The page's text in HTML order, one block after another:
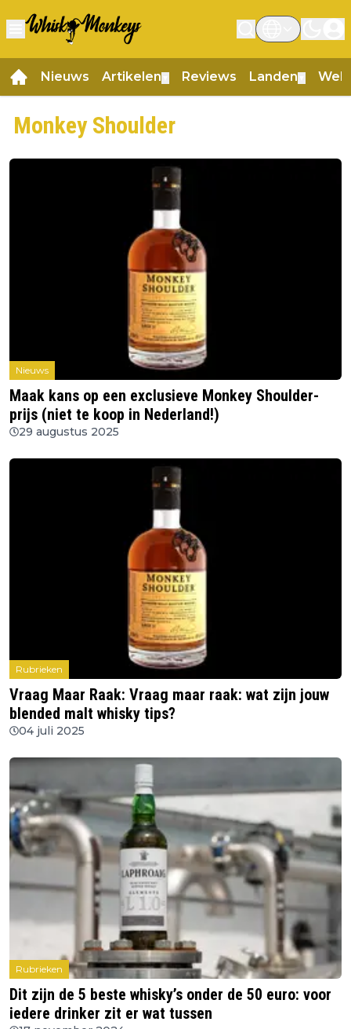
Nieuws Artikelen Reviews Landen
Monkey Shoulder
Nieuws
Maak kans op een exclusieve Monkey Shoulder-
prijs (niet te koop in Nederland!)
29 augustus 2025
Rubrieken
Vraag Maar Raak: Vraag maar raak: wat zijn jouw
blended malt whisky tips?
04 juli 2025
Rubrieken
Dit zijn de 5 beste whisky’s onder de 50 euro: voor
iedere drinker zit er wat tussen